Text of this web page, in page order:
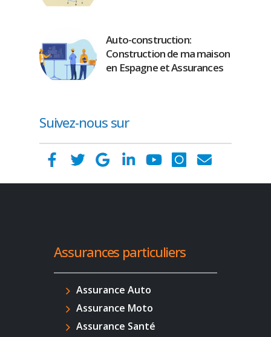
Auto-construction:
Construction de ma maison
en Espagne et Assurances
Suivez-nous sur
Assurances particuliers
Assurance Auto
Assurance Moto
Assurance Santé